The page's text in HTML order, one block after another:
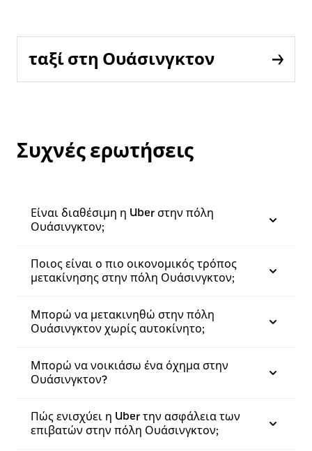
ταξί στη Ουάσινγκτον
Συχνές ερωτήσεις
Είναι διαθέσιμη η Uber στην πόλη
Ουάσινγκτον;
Ποιος είναι ο πιο οικονομικός τρόπος
μετακίνησης στην πόλη Ουάσινγκτον;
Μπορώ να μετακινηθώ στην πόλη
Ουάσινγκτον χωρίς αυτοκίνητο;
Μπορώ να νοικιάσω ένα όχημα στην
Ουάσινγκτον?
Πώς ενισχύει η Uber την ασφάλεια των
επιβατών στην πόλη Ουάσινγκτον;